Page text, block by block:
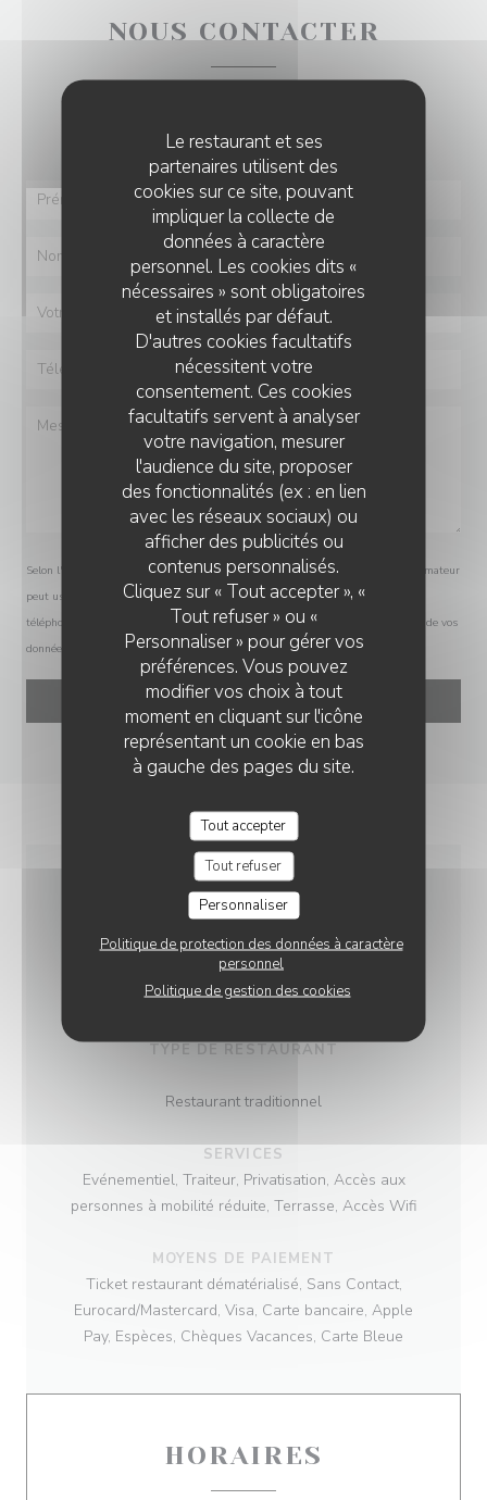
Le restaurant et ses
partenaires utilisent des
cookies sur ce site, pouvant
impliquer la collecte de
données à caractère
personnel. Les cookies dits «
nécessaires » sont obligatoires
et installés par défaut.
D'autres cookies facultatifs
nécessitent votre
consentement. Ces cookies
facultatifs servent à analyser
votre navigation, mesurer
l'audience du site, proposer
des fonctionnalités (ex : en lien
avec les réseaux sociaux) ou
afficher des publicités ou
contenus personnalisés.
Cliquez sur « Tout accepter », «
Tout refuser » ou «
Personnaliser » pour gérer vos
préférences. Vous pouvez
modifier vos choix à tout
moment en cliquant sur l'icône
représentant un cookie en bas
à gauche des pages du site.
Tout accepter
Tout refuser
Personnaliser
Politique de protection des données à caractère
personnel
Politique de gestion des cookies
NOUS CONTACTER
Selon l'article L.223-2 du code de la consommation, il est rappelé que le consommateur
peut user de son droit à s'inscrire sur la liste d'opposition au démarchage
téléphonique Bloctel :
bloctel.gouv.fr. Pour plus d'informations sur le traitement de vos
données, consultez notrepolitique de confidentialité
INFOS PRATIQUES
CUISINE
Produits frais, Fait maison, Cuisine Traditionnelle
TYPE DE RESTAURANT
Restaurant traditionnel
SERVICES
Evénementiel, Traiteur, Privatisation, Accès aux
personnes à mobilité réduite, Terrasse, Accès Wifi
MOYENS DE PAIEMENT
Ticket restaurant dématérialisé, Sans Contact,
Eurocard/Mastercard, Visa, Carte bancaire, Apple
Pay, Espèces, Chèques Vacances, Carte Bleue
HORAIRES
LA CAMARGUE